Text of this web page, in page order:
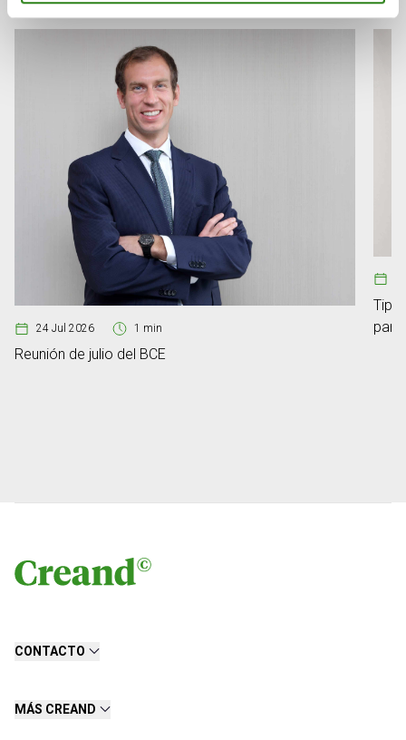
24 Jul 2026 1 min
Reunión de julio del BCE
CONTACTO
MÁS CREAND